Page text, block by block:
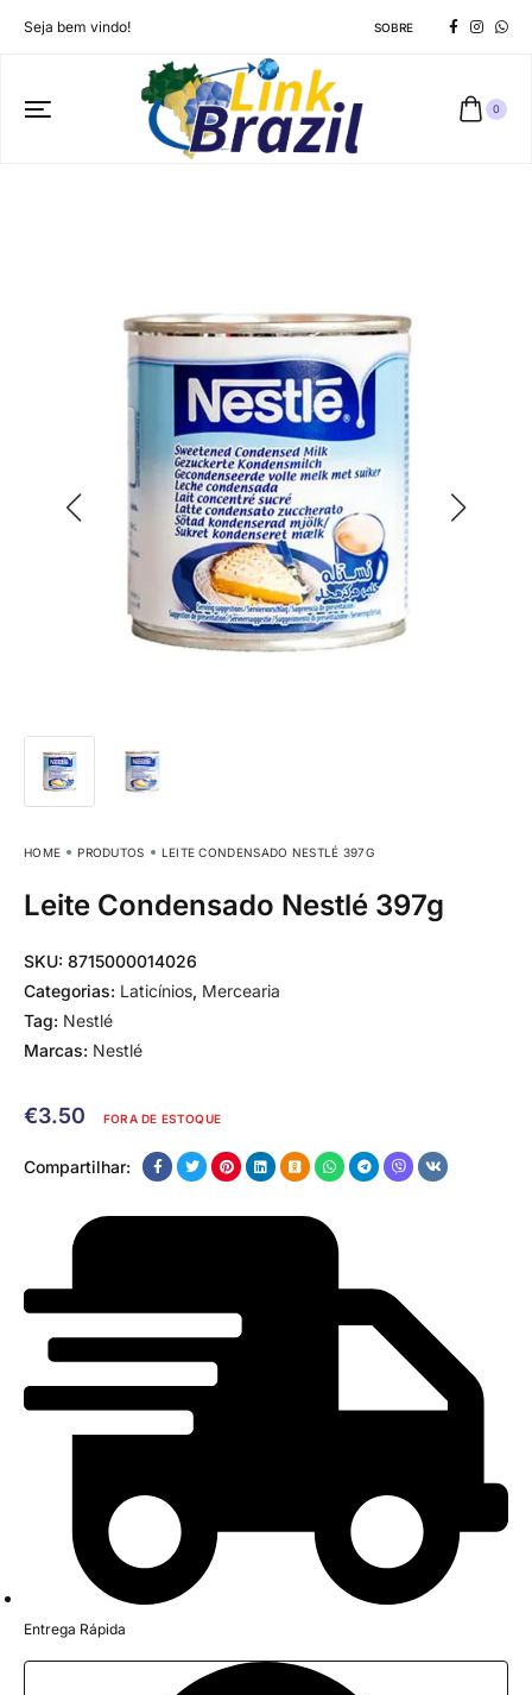
Seja bem vindo! SOBRE
0
HOME PRODUTOS LEITE CONDENSADO NESTLÉ 397G
Leite Condensado Nestlé 397g
SKU: 8715000014026
Categorias: Laticínios, Mercearia
Tag: Nestlé
Marcas: Nestlé
€3.50 FORA DE ESTOQUE
Compartilhar:
Entrega Rápida